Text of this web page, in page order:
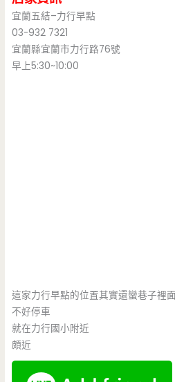
宜蘭五結–力行早點
03-932 7321
宜蘭縣宜蘭市力行路76號
早上5:30~10:00
這家力行早點的位置其實還蠻巷子裡
不好停車
就在力行國小附近
頗近